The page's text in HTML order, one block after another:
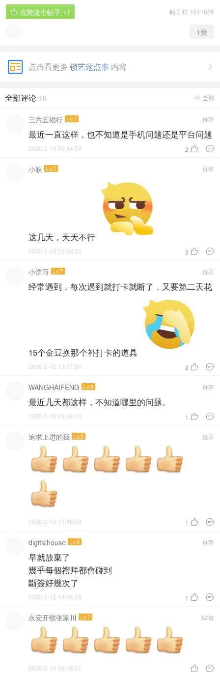
帖子ID: 1011026
 点赞这个帖子 +1
1赞

点击看更多 锁艺这点事 内容
 全部
全部评论 16
推荐
三六五锁行 Lv.7
最近一直这样，也不知道是手机问题还是平台问题
2  
2026-2-13 00:44:54
推荐
小耿 Lv.7
这几天，天天不行
2  
2026-2-12 23:39:22
推荐
小浩哥 Lv.7
经常遇到，每次遇到就打卡就断了，又要第二天花
15个金豆换那个补打卡的道具
2  
2026-2-12 13:07:50
推荐
WANGHAIFENG Lv.8
最近几天都这样，不知道哪里的问题。
1  
2026-2-13 03:06:10
推荐
追求上进的我 Lv.9
1  
2026-2-12 15:48:09
推荐
digitalhouse Lv.9
早就放棄了
幾乎每個禮拜都會碰到
斷簽好幾次了
1  
2026-2-12 14:56:35
8#楼
永安开锁张家川 Lv.7
 
2026-2-13 08:16:57